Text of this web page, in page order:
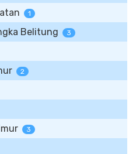
1
Belitung 3
2
3